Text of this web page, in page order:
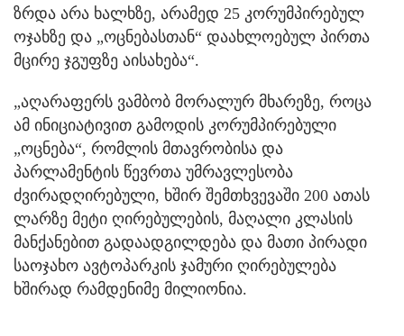
ზრდა არა ხალხზე, არამედ 25 კორუმპირებულ
ოჯახზე და „ოცნებასთან“ დაახლოებულ პირთა
მცირე ჯგუფზე აისახება“.
„აღარაფერს ვამბობ მორალურ მხარეზე, როცა
ამ ინიციატივით გამოდის კორუმპირებული
„ოცნება“, რომლის მთავრობისა და
პარლამენტის წევრთა უმრავლესობა
ძვირადღირებული, ხშირ შემთხვევაში 200 ათას
ლარზე მეტი ღირებულების, მაღალი კლასის
მანქანებით გადაადგილდება და მათი პირადი
საოჯახო ავტოპარკის ჯამური ღირებულება
ხშირად რამდენიმე მილიონია.